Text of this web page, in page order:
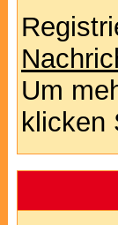
Um
klicken